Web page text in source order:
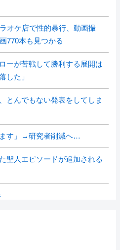
オケ店で性的暴行、動画撮
本も見つかる
ーが苦戦して勝利する展開は
した」
とんでもない発表をしてしま
す」→研究者削減へ…
聖人エピソードが追加される